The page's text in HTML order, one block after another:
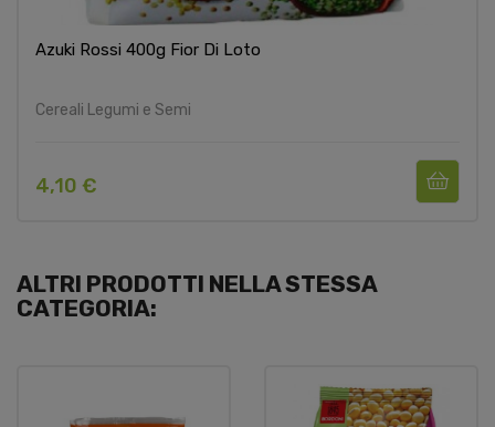
Azuki Rossi 400g Fior Di Loto
Cereali Legumi e Semi
4,10 €
ALTRI PRODOTTI NELLA STESSA
CATEGORIA: